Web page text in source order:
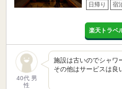
日帰り 宿
楽天トラベ
40代 男
性
施設は古いのでシャワ
その他はサービスは良